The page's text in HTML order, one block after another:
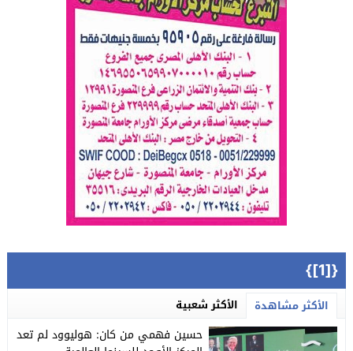
{[1]}
الأكثر مشاهدة الأكثر شعبية
حسين فهمي من كان: هوليوود لم تعد